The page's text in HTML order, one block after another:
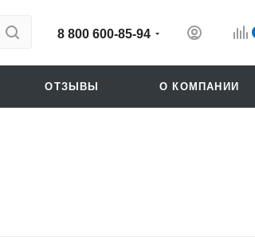
8 800 600-85-94
ОТЗЫВЫ О КОМПАНИИ